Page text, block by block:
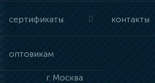
сертификаты контакты
оптовикам
г. Москва